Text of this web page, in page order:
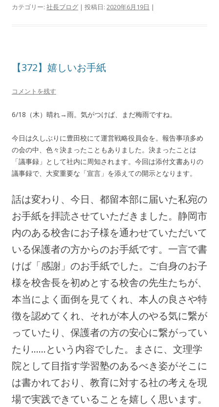
カテゴリー: 社長ブログ | 投稿日: 2020年6月19日 |
【372】嬉しいお手紙
コメントを残す
6/18（木）晴れ→雨。気がつけば、まだ梅雨ですね。
今日は久しぶりに豊田校にて運営戦略役員会を。報告事項多め
の会の中、色々決まったこともありました。決まったことは
「議事録」として社内に周知されます。今回は添付文書ありの
議事録で、大変重要な「宣言」を添えての開示となります。
話は変わり、今日、都留本部に届いた私宛の
お手紙を拝読させていただきました。静岡市
内のある校舎にお子様を通わせていただいて
いる保護者の方からのお手紙です。一言で書
けば「感謝」のお手紙でした。ご自身のお子
様を校舎長を初めとする校舎の先生たちが、
本当によく面倒を見てくれ、本人の良さや特
徴を認めてくれ、それが本人のやる気に繋が
っていたり、保護者の方の安心に繋がってい
たり……という内容でした。まさに、文理学
院として目指す学習塾のあるべき姿がそこに
は書かれており、教育に対する社の考えを現
場で実践できていることを嬉しく思います。